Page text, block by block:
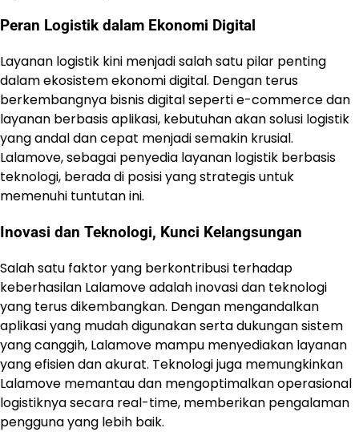
Peran Logistik dalam Ekonomi Digital
Layanan logistik kini menjadi salah satu pilar penting
dalam ekosistem ekonomi digital. Dengan terus
berkembangnya bisnis digital seperti e-commerce dan
layanan berbasis aplikasi, kebutuhan akan solusi logistik
yang andal dan cepat menjadi semakin krusial.
Lalamove, sebagai penyedia layanan logistik berbasis
teknologi, berada di posisi yang strategis untuk
memenuhi tuntutan ini.
Inovasi dan Teknologi, Kunci Kelangsungan
Salah satu faktor yang berkontribusi terhadap
keberhasilan Lalamove adalah inovasi dan teknologi
yang terus dikembangkan. Dengan mengandalkan
aplikasi yang mudah digunakan serta dukungan sistem
yang canggih, Lalamove mampu menyediakan layanan
yang efisien dan akurat. Teknologi juga memungkinkan
Lalamove memantau dan mengoptimalkan operasional
logistiknya secara real-time, memberikan pengalaman
pengguna yang lebih baik.